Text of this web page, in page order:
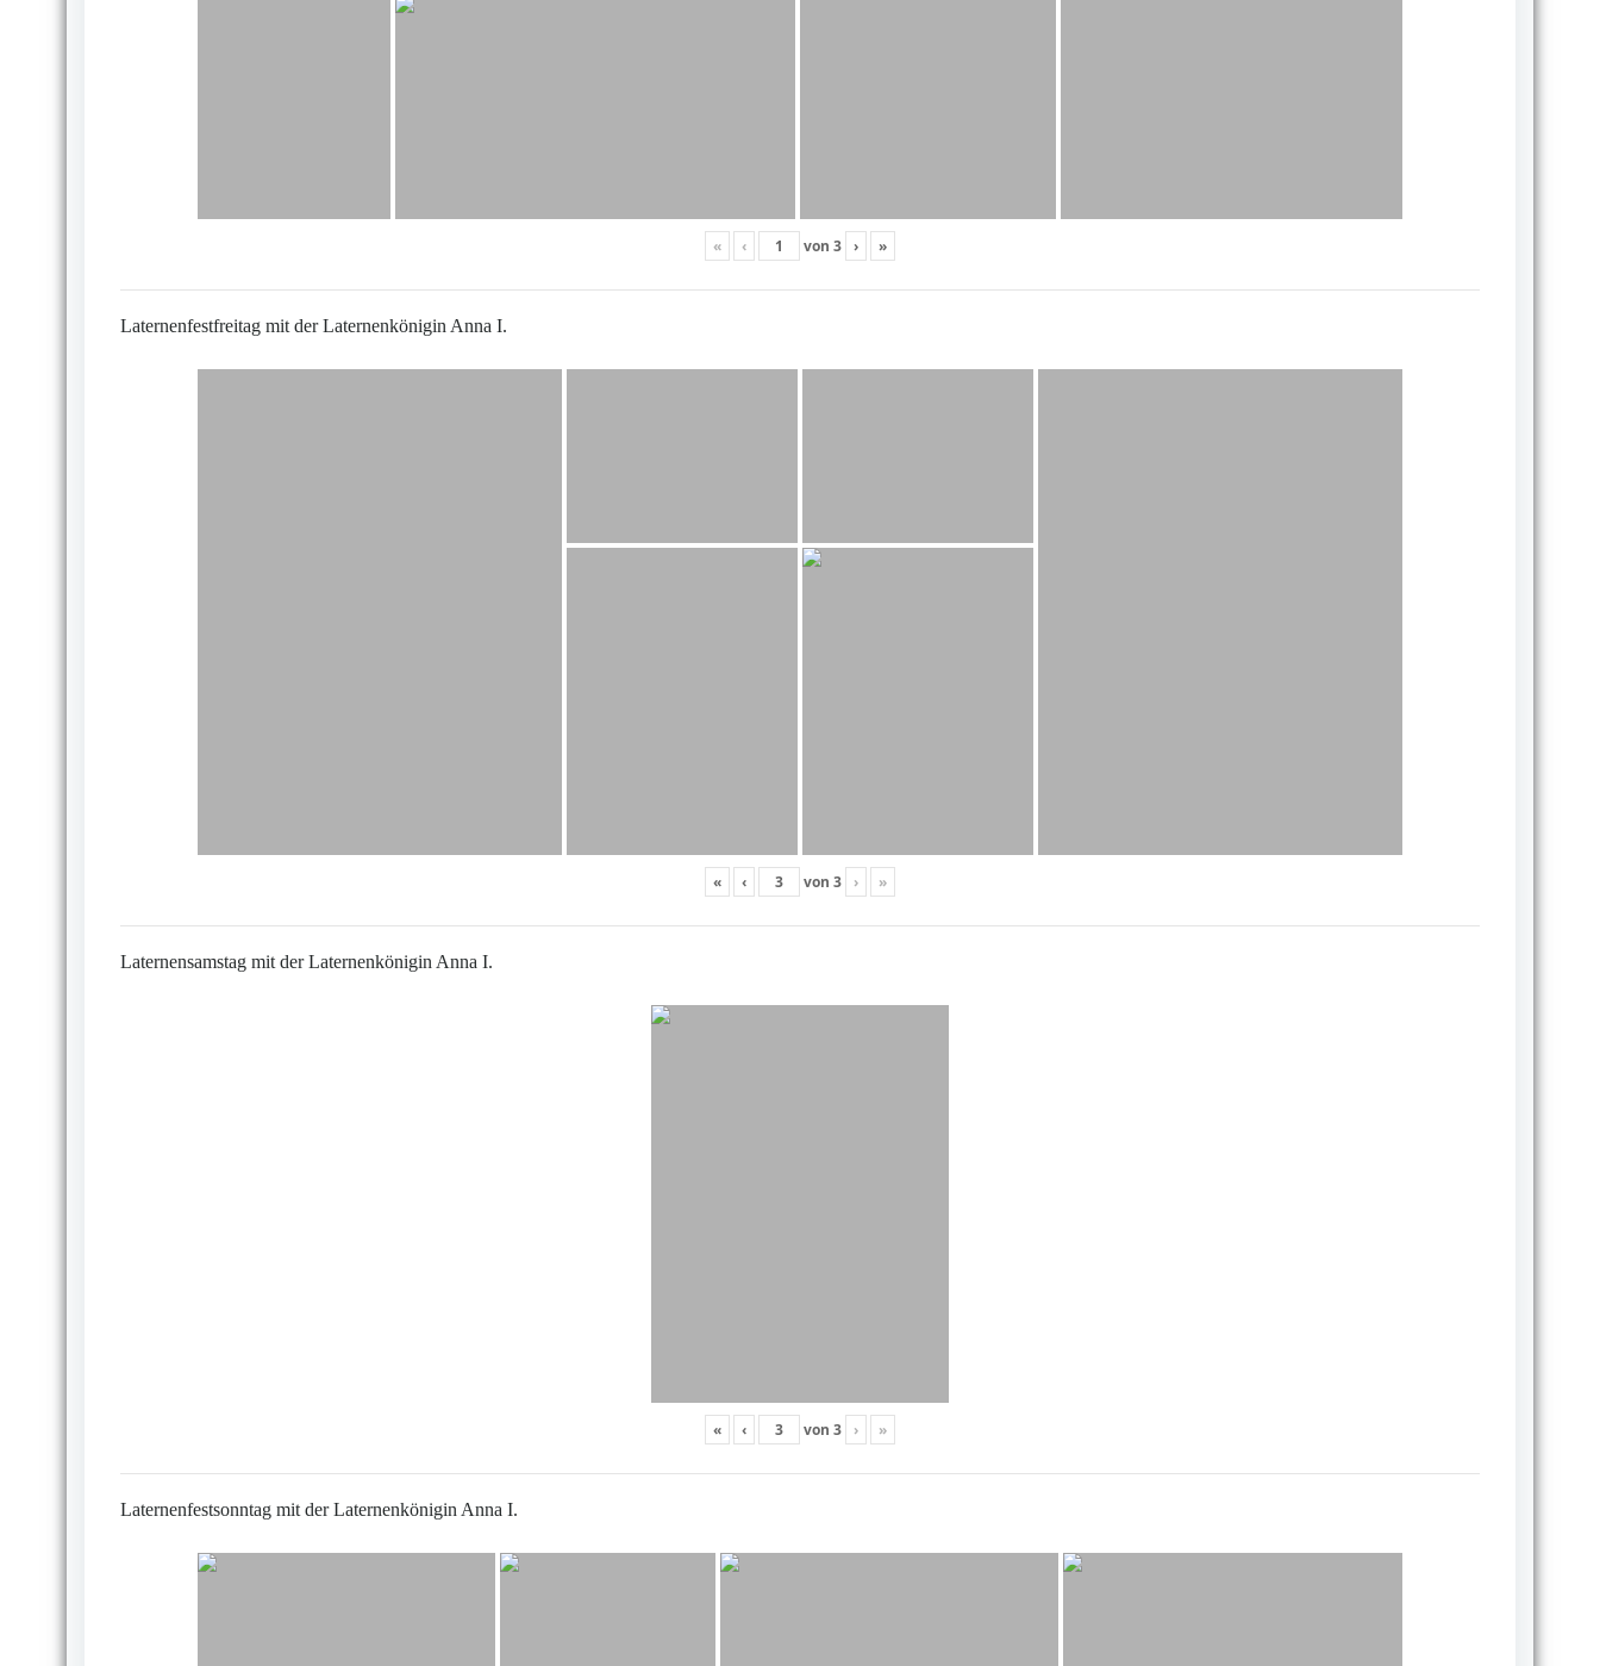
« ‹ von 3 › »
Laternenfestfreitag mit der Laternenkönigin Anna I.
« ‹ von 3 › »
Laternensamstag mit der Laternenkönigin Anna I.
« ‹ von 3 › »
Laternenfestsonntag mit der Laternenkönigin Anna I.